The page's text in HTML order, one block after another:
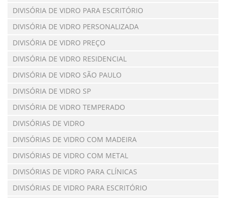
DIVISÓRIA DE VIDRO PARA ESCRITÓRIO
DIVISÓRIA DE VIDRO PERSONALIZADA
DIVISÓRIA DE VIDRO PREÇO
DIVISÓRIA DE VIDRO RESIDENCIAL
DIVISÓRIA DE VIDRO SÃO PAULO
DIVISÓRIA DE VIDRO SP
DIVISÓRIA DE VIDRO TEMPERADO
DIVISÓRIAS DE VIDRO
DIVISÓRIAS DE VIDRO COM MADEIRA
DIVISÓRIAS DE VIDRO COM METAL
DIVISÓRIAS DE VIDRO PARA CLÍNICAS
DIVISÓRIAS DE VIDRO PARA ESCRITÓRIO